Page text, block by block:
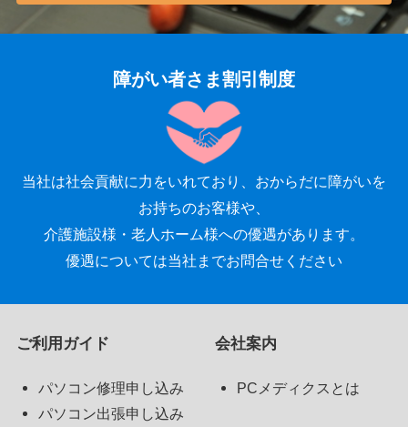
障がい者さま割引制度
当社は社会貢献に力をいれており、おからだに障がいを
お持ちのお客様や、
介護施設様・老人ホーム様への優遇があります。
優遇については当社までお問合せください
ご利用ガイド
パソコン修理申し込み
パソコン出張申し込み
会社案内
PCメディクスとは